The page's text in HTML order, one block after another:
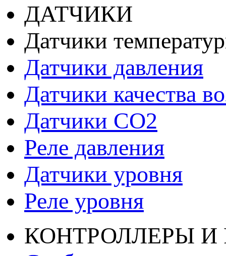
ДАТЧИКИ
Датчики
Датчики давления
Датчики качества
Датчики СО2
Реле давления
Датчики уровня
Реле уровня
КОНТРОЛЛЕРЫ И